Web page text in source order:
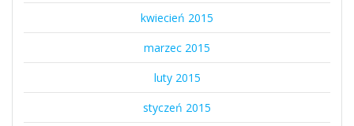
kwiecień 2015
marzec 2015
luty 2015
styczeń 2015